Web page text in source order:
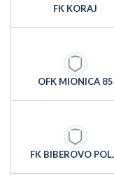
FK KORAJ
OFK MIONICA 85
FK BIBEROVO